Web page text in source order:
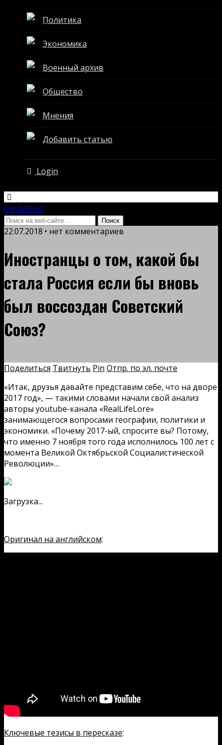
Политика
Экономика
Военный архив
Общество
Мнения
Добавить статью
Login
FreedomNews
22.07.2018 • нет комментариев
Иностранцы о том, какой бы
стала Россия если бы вновь
был воссоздан Советский
Союз?
Поделиться Твитнуть Pin Отпр. по эл. почте
«Итак, друзья давайте представим себе, что на дворе
2017 год», — такими словами начали свой анализ
авторы youtube-канала «RealLifeLore»
занимающегося вопросами географии, политики и
экономики. «Почему 2017-ый, спросите вы? Потому,
что именно 7 ноября того года исполнилось 100 лет с
момента Великой Октябрьской Социалистической
Революции»…
Загрузка...
Оригинал на английском:
Ключевые тезисы в пересказе: